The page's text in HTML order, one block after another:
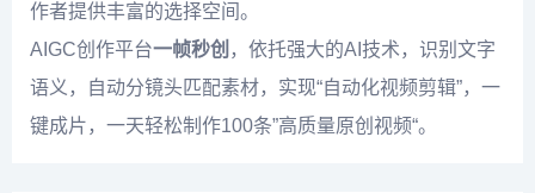
作者提供丰富的选择空间。
AIGC创作平台一帧秒创 ，依托强大的AI技术，识别文字
语义，自动分镜头匹配素材，实现“自动化视频剪辑”，一
键成片，一天轻松制作100条”高质量原创视频“。